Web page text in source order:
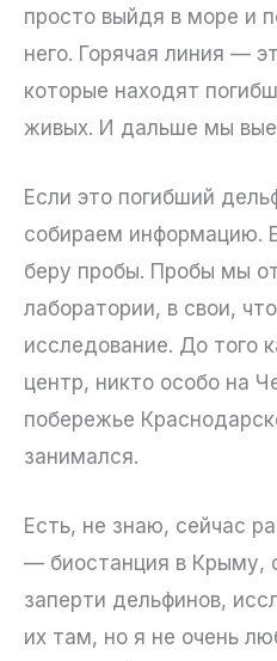
просто выйдя в море и
него. Горячая линия —
которые находят
живых. И дальше мы
Если это погибший
собираем информацию.
беру пробы. Пробы мы
лаборатории, в свои,
исследование. До того
центр, никто особо на
побережье
занимался.
Есть, не знаю, сейчас
— биостанция в Крыму,
заперти дельфинов,
их там, но я не очень